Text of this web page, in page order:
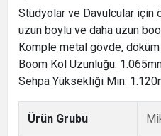
Stüdyolar ve Davulcular için
uzun boylu ve daha uzun
Komple metal gövde, döküm
Boom Kol Uzunluğu:
Sehpa Yüksekliği Min:
Ürün Grubu